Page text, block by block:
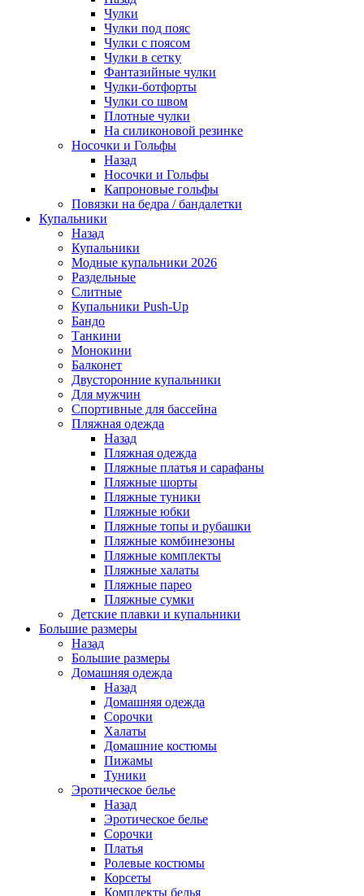
Чулки
Чулки под пояс
Чулки с поясом
Чулки в сетку
Фантазийные чулки
Чулки-ботфорты
Чулки со швом
Плотные чулки
На силиконовой резинке
Носочки и Гольфы
Назад
Носочки и Гольфы
Капроновые гольфы
Повязки на бедра / бандалетки
Купальники
Назад
Купальники
Модные купальники 2026
Раздельные
Слитные
Купальники Push-Up
Бандо
Танкини
Монокини
Балконет
Двусторонние купальники
Для мужчин
Спортивные для бассейна
Пляжная одежда
Назад
Пляжная одежда
Пляжные платья и сарафаны
Пляжные шорты
Пляжные туники
Пляжные юбки
Пляжные топы и рубашки
Пляжные комбинезоны
Пляжные комплекты
Пляжные халаты
Пляжные парео
Пляжные сумки
Детские плавки и купальники
Большие размеры
Назад
Большие размеры
Домашняя одежда
Назад
Домашняя одежда
Сорочки
Халаты
Домашние костюмы
Пижамы
Туники
Эротическое белье
Назад
Эротическое белье
Сорочки
Платья
Ролевые костюмы
Корсеты
Комплекты белья